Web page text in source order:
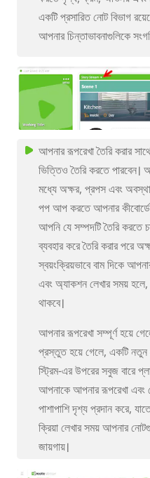
একটি প্রসারিত নোট বিভাগ
আপনার চিন্তাভাবনাগুলিকে
আপনার রূপরেখা তৈরি করার
ভিত্তিও তৈরি করতে পারবেন।
মধ্যে অক্ষর, প্রপস এবং
পপ আপ করতে আপনার
আপনি যে সম্পদটি তৈরি
ব্যবহার করে তৈরি করার পরে
স্বয়ংক্রিয়ভাবে বাম দিকে
এবং অ্যাকশন লেখার সময়
থাকবে।
আপনার রূপরেখা সম্পূর্ণ হয়ে
প্রস্তুত হয়ে গেলে, একটি নতুন
স্ট্রিম-এর উপরের সবুজ বারে
আপনাকে আপনার রূপরেখা এবং
পাশাপাশি দৃশ্য প্রদান করে,
ক্রিয়া লেখার সময় আপনার
জায়গায়।